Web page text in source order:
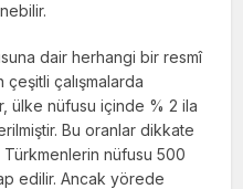
dair herhangi bir resmî
çeşitli çalışmalarda
ülke nüfusu içinde % 2 ila
Bu oranlar dikkate
Türkmenlerin nüfusu 500
edilir. Ancak yörede